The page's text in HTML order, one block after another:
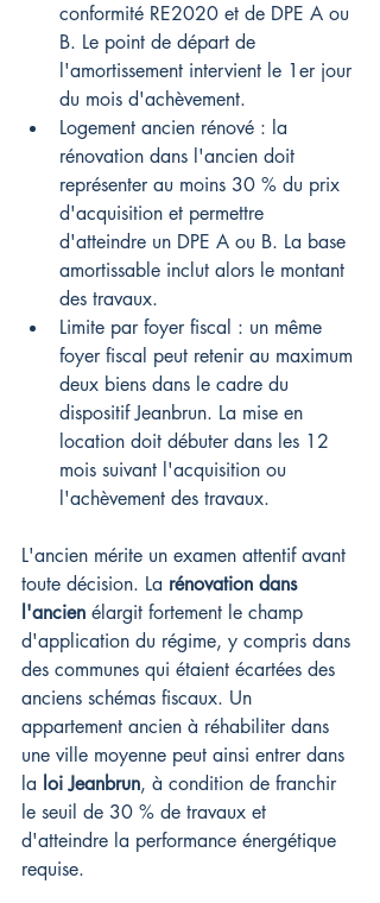
conformité RE2020 et de DPE A ou
B. Le point de départ de
l'amortissement intervient le 1er jour
du mois d'achèvement.
Logement ancien rénové : la
rénovation dans l'ancien doit
représenter au moins 30 % du prix
d'acquisition et permettre
d'atteindre un DPE A ou B. La base
amortissable inclut alors le montant
des travaux.
Limite par foyer fiscal : un même
foyer fiscal peut retenir au maximum
deux biens dans le cadre du
dispositif Jeanbrun. La mise en
location doit débuter dans les 12
mois suivant l'acquisition ou
l'achèvement des travaux.
L'ancien mérite un examen attentif avant
toute décision. La rénovation dans
l'ancien élargit fortement le champ
d'application du régime, y compris dans
des communes qui étaient écartées des
anciens schémas fiscaux. Un
appartement ancien à réhabiliter dans
une ville moyenne peut ainsi entrer dans
la loi Jeanbrun, à condition de franchir
le seuil de 30 % de travaux et
d'atteindre la performance énergétique
requise.